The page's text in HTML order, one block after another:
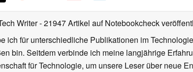
Writer- 21947 Artikel auf Notebookcheck
ich für unterschiedliche Publikationen im
bin. Seitdem verbinde ich meine langjährige
für Technologie, um unsere Leser über neue